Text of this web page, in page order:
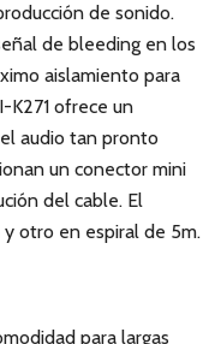
de sonido.
de bleeding en los
aislamiento para
K271 ofrece un
audio tan pronto
un conector mini
del cable. El
otro en espiral de 5m.
para largas